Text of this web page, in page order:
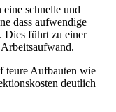
schnelle und
dass aufwendige
Dies führt zu einer
teure Aufbauten wie
deutlich